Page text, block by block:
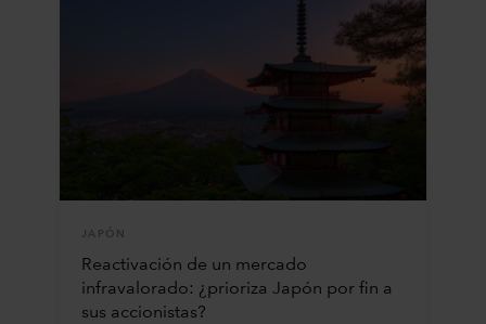
JAPÓN
Reactivación de un mercado
infravalorado: ¿prioriza Japón por fin a
sus accionistas?